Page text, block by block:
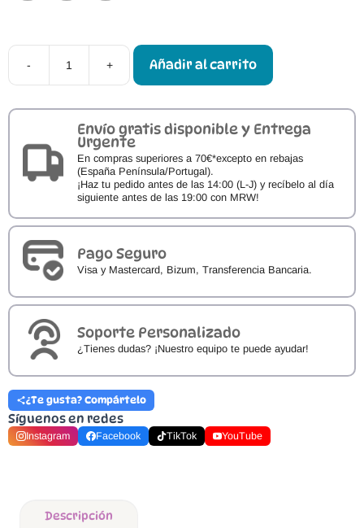
-
Pack
4
con
4
coleteros
al
color
–
Siena
107032
+ Añadir al carrito
Envío gratis disponible y Entrega
Urgente
En compras superiores a 70€*excepto en rebajas
(España Península/Portugal).
¡Haz tu pedido antes de las 14:00 (L-J) y recíbelo al día
siguiente antes de las 19:00 con MRW!
Pago Seguro
Visa y Mastercard, Bizum, Transferencia Bancaria.
Soporte Personalizado
¿Tienes dudas? ¡Nuestro equipo te puede ayudar!
¿Te gusta? Compártelo
Síguenos en redes
Instagram Facebook TikTok YouTube
Descripción